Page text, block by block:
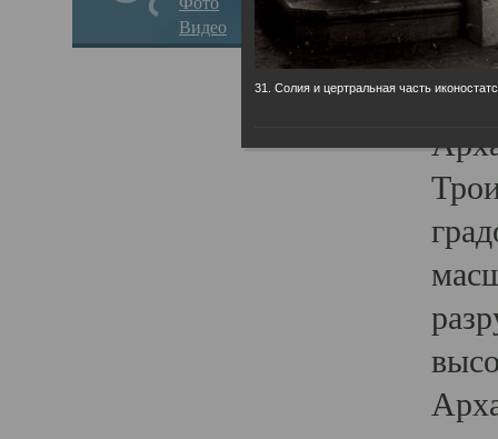
Видео
31. Солия и цертральная часть